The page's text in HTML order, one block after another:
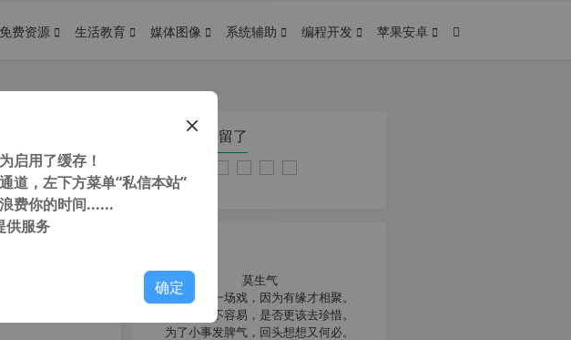
免费资源 生活教育 媒体图像 系统辅助 编程开发 苹果安卓
体验。
您在本页停留了
莫生气
人生就像一场戏，因为有缘才相聚。
相扶到老不容易，是否更该去珍惜。
为了小事发脾气，回头想想又何必。
启用了缓存！
道，左下方菜单“私信本站”
费你的时间......
供服务
确定